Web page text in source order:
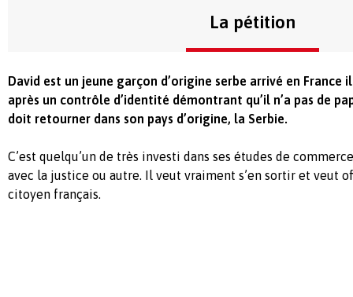
La pétition
David est un jeune garçon d’origine serbe arrivé en France
après un contrôle d’identité démontrant qu’il n’a pas de
doit retourner dans son pays d’origine, la Serbie.
C’est quelqu’un de très investi dans ses études de
avec la justice ou autre. Il veut vraiment s’en sortir et veut
citoyen français.